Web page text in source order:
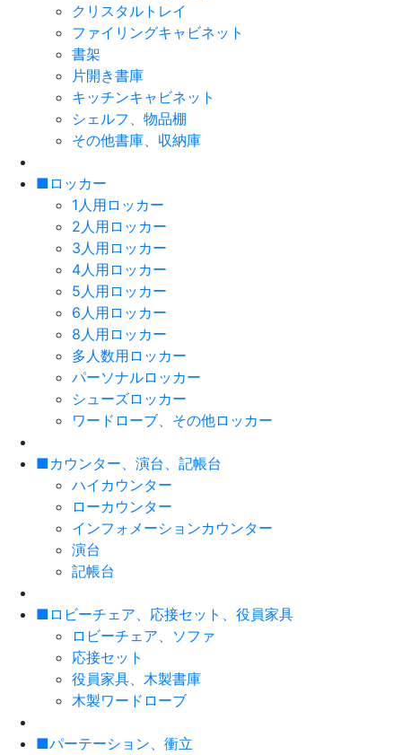
クリスタルトレイ
ファイリングキャビネット
書架
片開き書庫
キッチンキャビネット
シェルフ、物品棚
その他書庫、収納庫
■ロッカー
1人用ロッカー
2人用ロッカー
3人用ロッカー
4人用ロッカー
5人用ロッカー
6人用ロッカー
8人用ロッカー
多人数用ロッカー
パーソナルロッカー
シューズロッカー
ワードローブ、その他ロッカー
■カウンター、演台、記帳台
ハイカウンター
ローカウンター
インフォメーションカウンター
演台
記帳台
■ロビーチェア、応接セット、役員家具
ロビーチェア、ソファ
応接セット
役員家具、木製書庫
木製ワードローブ
■パーテーション、衝立